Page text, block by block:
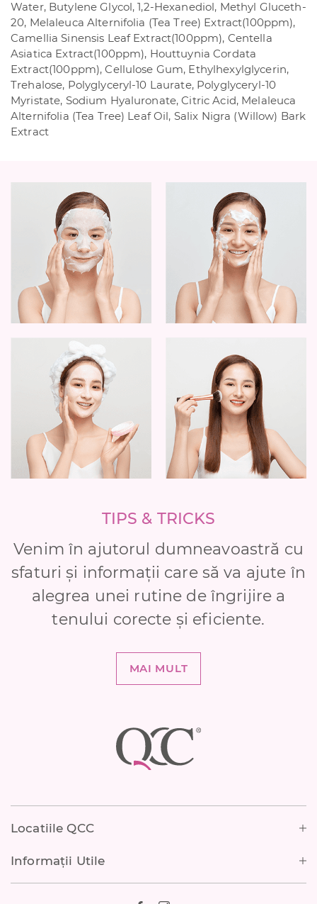
Water, Butylene Glycol, 1,2-Hexanediol, Methyl Gluceth-
20, Melaleuca Alternifolia (Tea Tree) Extract(100ppm),
Camellia Sinensis Leaf Extract(100ppm), Centella
Asiatica Extract(100ppm), Houttuynia Cordata
Extract(100ppm), Cellulose Gum, Ethylhexylglycerin,
Trehalose, Polyglyceryl-10 Laurate, Polyglyceryl-10
Myristate, Sodium Hyaluronate, Citric Acid, Melaleuca
Alternifolia (Tea Tree) Leaf Oil, Salix Nigra (Willow) Bark
Extract
TIPS & TRICKS
Venim în ajutorul dumneavoastră cu
sfaturi și informații care să va ajute în
alegrea unei rutine de îngrijire a
tenului corecte și eficiente.
MAI MULT
Footer
Locatiile QCC
Informații Utile